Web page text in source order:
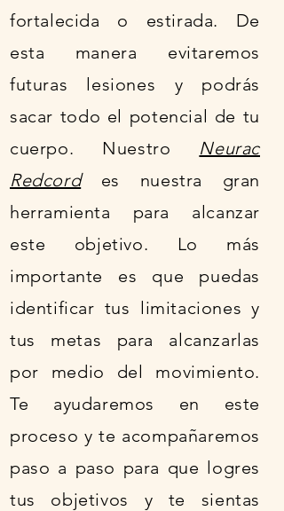
fortalecida o estirada. De
esta manera evitaremos
futuras lesiones y podrás
sacar todo el potencial de tu
cuerpo. Nuestro Neurac
Redcordes nuestra gran
herramienta para alcanzar
este objetivo. Lo más
importante es que puedas
identificar tus limitaciones y
tus metas para alcanzarlas
por medio del movimiento.
Te ayudaremos en este
proceso y te acompañaremos
paso a paso para que logres
tus objetivos y te sientas